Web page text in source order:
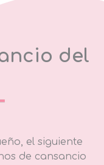
del
el siguiente
de cansancio